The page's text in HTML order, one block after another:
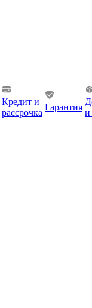
Кредит и
рассрочка
Гарантия
и